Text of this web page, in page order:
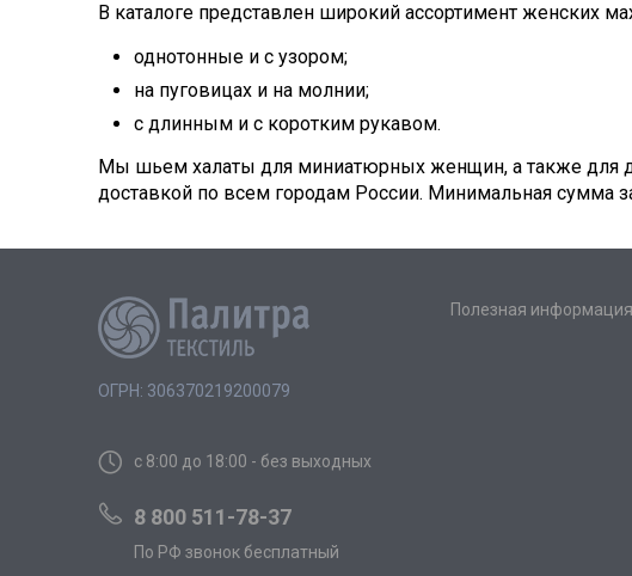
В каталоге представлен широкий ассортимент женских
однотонные и с узором;
на пуговицах и на молнии;
с длинным и с коротким рукавом.
Мы шьем халаты для миниатюрных женщин, а также для
доставкой по всем городам России. Минимальная сумма
ОГРН: 306370219200079
с 8:00 до 18:00 - без выходных
8 800 511-78-37
По РФ звонок бесплатный
Полезная информация